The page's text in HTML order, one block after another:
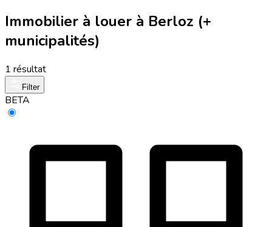
Immobilier à louer à Berloz (+
municipalités)
1 résultat
Filter
BETA